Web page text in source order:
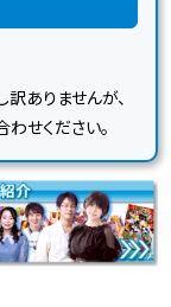
ありませんが、
せください。